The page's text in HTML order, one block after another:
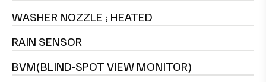
WASHER NOZZLE ; HEATED
RAIN SENSOR
BVM(BLIND-SPOT VIEW MONITOR)